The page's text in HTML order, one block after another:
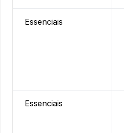
Essenciais
Essenciais